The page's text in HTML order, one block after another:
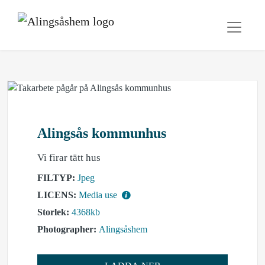
Alingsås kommunhus
Vi firar tätt hus
FILTYP: Jpeg
LICENS: Media use
Storlek: 4368kb
Photographer: Alingsåshem